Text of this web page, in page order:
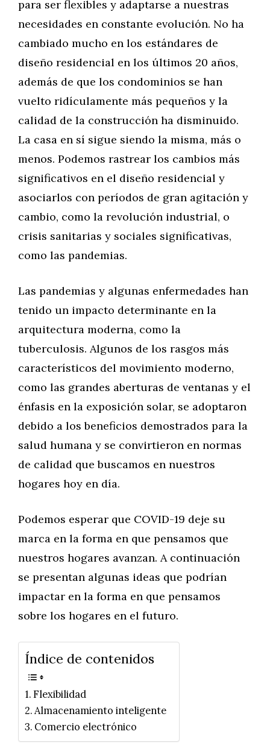
para ser flexibles y adaptarse a nuestras
necesidades en constante evolución. No ha
cambiado mucho en los estándares de
diseño residencial en los últimos 20 años,
además de que los condominios se han
vuelto ridículamente más pequeños y la
calidad de la construcción ha disminuido.
La casa en sí sigue siendo la misma, más o
menos. Podemos rastrear los cambios más
significativos en el diseño residencial y
asociarlos con períodos de gran agitación y
cambio, como la revolución industrial, o
crisis sanitarias y sociales significativas,
como las pandemias.
Las pandemias y algunas enfermedades han
tenido un impacto determinante en la
arquitectura moderna, como la
tuberculosis. Algunos de los rasgos más
característicos del movimiento moderno,
como las grandes aberturas de ventanas y el
énfasis en la exposición solar, se adoptaron
debido a los beneficios demostrados para la
salud humana y se convirtieron en normas
de calidad que buscamos en nuestros
hogares hoy en día.
Podemos esperar que COVID-19 deje su
marca en la forma en que pensamos que
nuestros hogares avanzan. A continuación
se presentan algunas ideas que podrían
impactar en la forma en que pensamos
sobre los hogares en el futuro.
Índice de contenidos
Flexibilidad
Almacenamiento inteligente
Comercio electrónico